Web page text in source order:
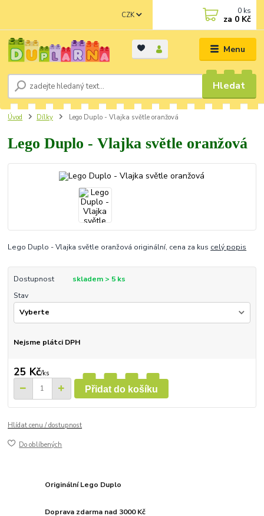
Menu
CZK
Hledat
0 ks
za 0 Kč
Úvod Dílky Lego Duplo - Vlajka světle oranžová
Lego Duplo - Vlajka světle oranžová
Lego Duplo - Vlajka světle oranžová originální, cena za kus celý popis
Dostupnost
skladem > 5 ks
Stav
Nejsme plátci DPH
25 Kč/ks
Přidat do košíku
Hlídat cenu / dostupnost
Do oblíbených
Originální Lego Duplo
Doprava zdarma nad 3000 Kč